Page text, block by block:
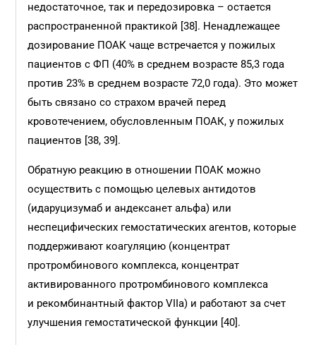
недостаточное, так и передозировка – остается
распространенной практикой [38]. Ненадлежащее
дозирование ПОАК чаще встречается у пожилых
пациентов с ФП (40% в среднем возрасте 85,3 года
против 23% в среднем возрасте 72,0 года). Это может
быть связано со страхом врачей перед
кровотечением, обусловленным ПОАК, у пожилых
пациентов [38, 39].
Обратную реакцию в отношении ПОАК можно
осуществить с помощью целевых антидотов
(идаруцизумаб и андексанет альфа) или
неспецифических гемостатических агентов, которые
поддерживают коагуляцию (концентрат
протромбинового комплекса, концентрат
активированного протромбинового комплекса
и рекомбинантный фактор VIIa) и работают за счет
улучшения гемостатической функции [40].